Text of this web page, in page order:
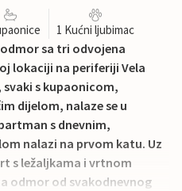
1 Kućni ljubimac
sa tri odvojena
lokaciji na periferiji Vela
s kupaonicom,
dijelom, nalaze se u
s dnevnim,
nalazi na prvom katu. Uz
s ležaljkama i vrtnom
odmor od svakodnevnog